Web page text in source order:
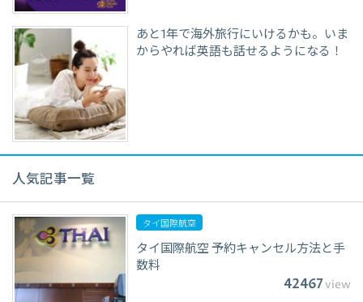
あと1年で海外旅行にいけるかも。いま
からやれば英語も話せるようになる！
人気記事一覧
タイ国際航空
タイ国際航空 予約キャンセル方法と手
数料
42467view